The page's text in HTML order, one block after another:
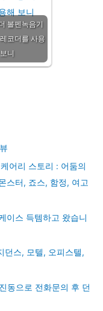
볼펜녹음기
코더를 사용
니
어리 스토리 : 어둠의
스터, 죠스, 함정, 여고
이스 득템하고 왔습니
던스, 모텔, 오피스텔,
동으로 전화문의 후 던